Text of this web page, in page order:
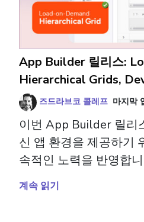
App Builder 릴리스:
Hierarchical Grids,
증 등!즈드라브코 콜레프 마지막
이번 App Builder 릴리
신 앱 환경을 제공하기
속적인 노력을 반영합
그리드를 설계하든, 강
용하든, DevOps 워크
계속 읽기